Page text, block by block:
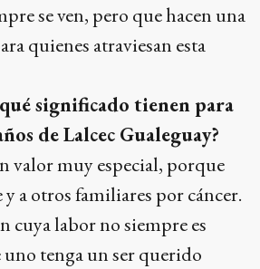
se ven, pero que hacen una
quienes atraviesan esta
significado tienen para
de Lalcec Gualeguay?
valor muy especial, porque
a otros familiares por cáncer.
cuya labor no siempre es
tenga un ser querido